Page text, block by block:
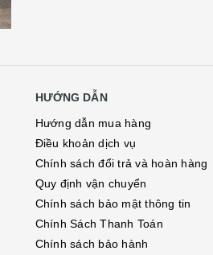
HƯỚNG DẪN
Hướng dẫn mua hàng
Điều khoản dịch vụ
Chính sách đổi trả và hoàn hàng
Quy định vận chuyển
Chính sách bảo mật thông tin
Chính Sách Thanh Toán
Chính sách bảo hành